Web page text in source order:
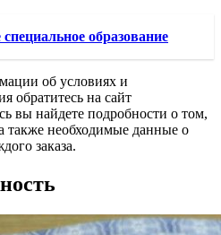
образование
об условиях и
обратитесь на сайт
вы найдете подробности о том,
также необходимые данные о
заказа.